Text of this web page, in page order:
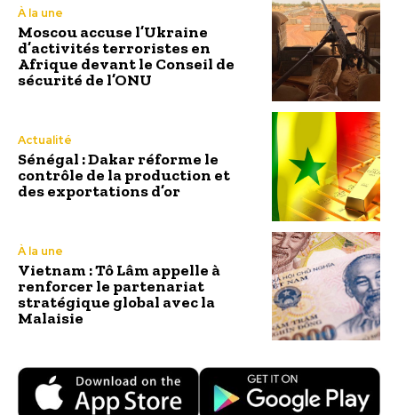
À la une
Moscou accuse l’Ukraine
d’activités terroristes en
Afrique devant le Conseil de
sécurité de l’ONU
Actualité
Sénégal : Dakar réforme le
contrôle de la production et
des exportations d’or
À la une
Vietnam : Tô Lâm appelle à
renforcer le partenariat
stratégique global avec la
Malaisie